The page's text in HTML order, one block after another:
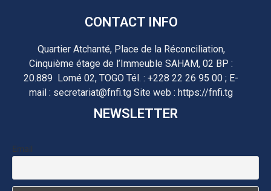
CONTACT INFO
Quartier Atchanté, Place de la Réconciliation,
Cinquième étage de l’Immeuble SAHAM, 02 BP :
20.889 Lomé 02, TOGO Tél. : +228 22 26 95 00 ; E-
mail : secretariat@fnfi.tg Site web : https://fnfi.tg
NEWSLETTER
Email